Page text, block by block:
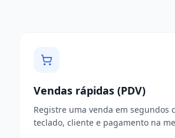
Vendas rápidas (PDV)
Registre uma venda em segundos
teclado, cliente e pagamento na